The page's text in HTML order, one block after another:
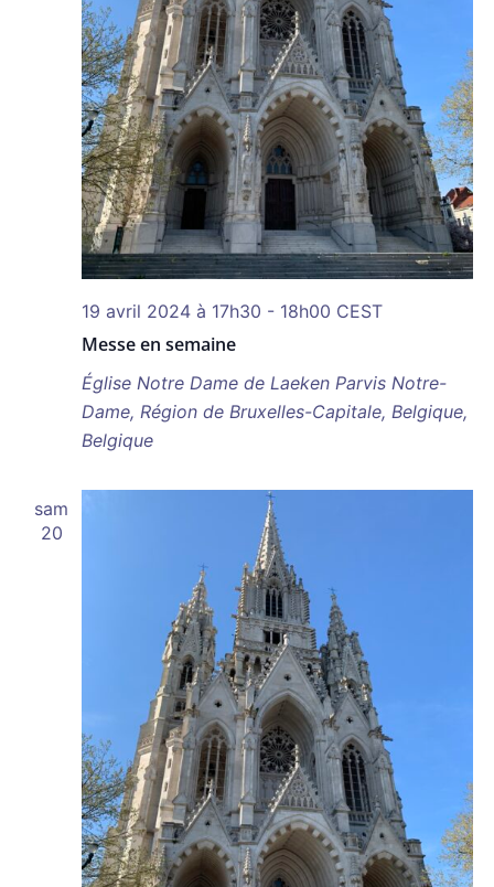
Messe en semaine
19 avril 2024 à 17h30 - 18h00 CEST
Église Notre Dame de Laeken Parvis Notre-
Dame, Région de Bruxelles-Capitale, Belgique,
Belgique
sam
20